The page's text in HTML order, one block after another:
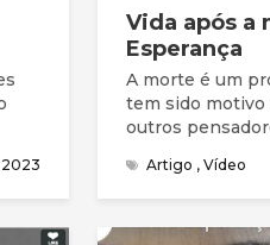
2023
Vida após a
Esperança
A morte é um
tem sido motivo
outros
seis
mistério, é
imprevisível e é
Artigo , Vídeo